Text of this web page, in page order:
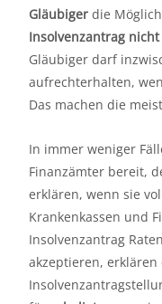
Gläubiger die
Insolvenzantrag
Gläubiger darf
aufrechterhalten,
Das machen die
In immer weniger
Finanzämter bereit,
erklären, wenn sie
Krankenkassen und
Insolvenzantrag
akzeptieren, erklären